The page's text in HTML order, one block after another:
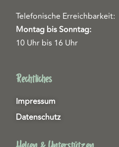
Telefonische Erreichbarkeit:
Montag bis Sonntag:
10 Uhr bis 16 Uhr
Rechtliches
Impressum
Datenschutz